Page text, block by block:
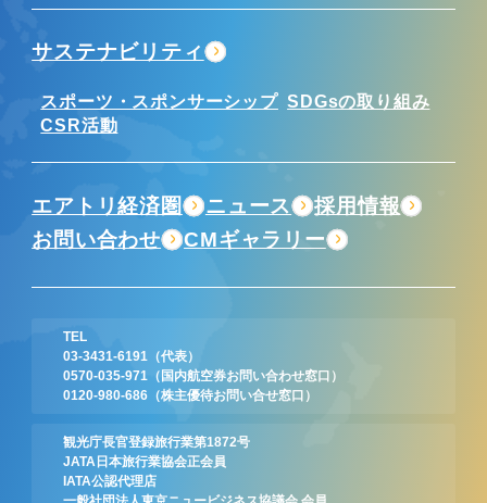
TEL
03-3431-6191
（代表）
0570-035-971
（国内航空券お問い合わせ窓口）
0120-980-686 （株主優待お問い合せ窓口）
観光庁長官登録旅行業第1872号
JATA日本旅行業協会正会員
IATA公認代理店
サステナビリティ
スポーツ・スポンサーシップ SDGsの取り組み
CSR活動
エアトリ経済圏 ニュース
採用情報
お問い合わせ
CMギャラリー